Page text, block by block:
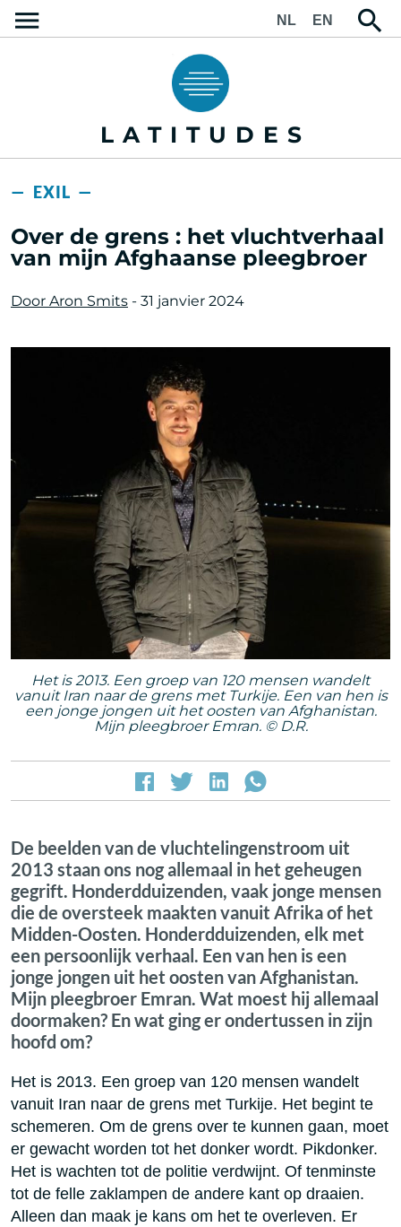
NL EN
LATITUDES
— EXIL —
Over de grens : het vluchtverhaal
van mijn Afghaanse pleegbroer
Door Aron Smits - 31 janvier 2024
Het is 2013. Een groep van 120 mensen wandelt
vanuit Iran naar de grens met Turkije. Een van hen is
een jonge jongen uit het oosten van Afghanistan.
Mijn pleegbroer Emran. © D.R.
De beelden van de vluchtelingenstroom uit
2013 staan ons nog allemaal in het geheugen
gegrift. Honderdduizenden, vaak jonge mensen
die de oversteek maakten vanuit Afrika of het
Midden-Oosten. Honderdduizenden, elk met
een persoonlijk verhaal. Een van hen is een
jonge jongen uit het oosten van Afghanistan.
Mijn pleegbroer Emran. Wat moest hij allemaal
doormaken? En wat ging er ondertussen in zijn
hoofd om?
Het is 2013. Een groep van 120 mensen wandelt
vanuit Iran naar de grens met Turkije. Het begint te
schemeren. Om de grens over te kunnen gaan, moet
er gewacht worden tot het donker wordt. Pikdonker.
Het is wachten tot de politie verdwijnt. Of tenminste
tot de felle zaklampen de andere kant op draaien.
Alleen dan maak je kans om het te overleven. Er